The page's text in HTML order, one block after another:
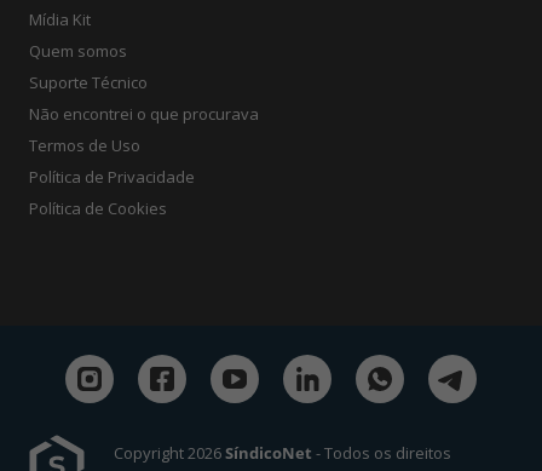
Mídia Kit
Quem somos
Suporte Técnico
Não encontrei o que procurava
Termos de Uso
Política de Privacidade
Política de Cookies
Copyright 2026SíndicoNet - Todos os direitos